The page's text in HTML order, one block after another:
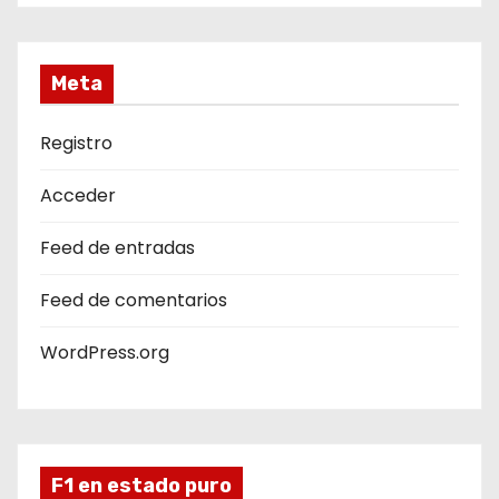
Meta
Registro
Acceder
Feed de entradas
Feed de comentarios
WordPress.org
F1 en estado puro